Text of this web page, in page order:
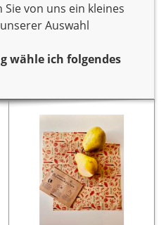
von uns ein kleines
Auswahl
wähle ich folgendes
Sie verschenken ein Jahr
Lesespaß mit dem Titel
PC Games Magazin.
Als
Dankeschön erhalten Sie
von uns ein Set
bestehend aus zwei
hochwertigen